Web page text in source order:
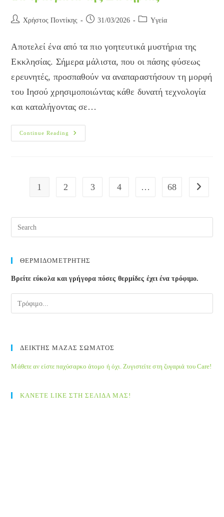
Post Χρήστος Ποντίκης
Post 31/03/2026
Post Yγεία
Αποτελεί ένα από τα πιο γοητευτικά μυστήρια της
Εκκλησίας. Σήμερα μάλιστα, που οι πάσης φύσεως
ερευνητές, προσπαθούν να αναπαραστήσουν τη μορφή
του Ιησού χρησιμοποιώντας κάθε δυνατή τεχνολογία
και καταλήγοντας σε…
Continue Reading
Τα
Τραύματα
1 2 3 4 … 68 Go to
ΘΕΡΜΙΔΟΜΕΤΡΗΤΗΣ
Βρείτε εύκολα και γρήγορα πόσες θερμίδες έχει ένα τρόφιμο.
ΔΕΙΚΤΗΣ ΜΑΖΑΣ ΣΩΜΑΤΟΣ
Μάθετε αν είστε παχύσαρκο άτομο ή όχι. Ζυγιστείτε στη ζυγαριά του Care!
ΚΑΝΕΤΕ LIKE ΣΤΗ ΣΕΛΙΔΑ ΜΑΣ!